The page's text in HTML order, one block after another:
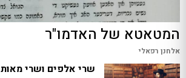
המטאטא של האדמו"ר
אלחנן רפאלי
שרי אלפים ושרי מאות